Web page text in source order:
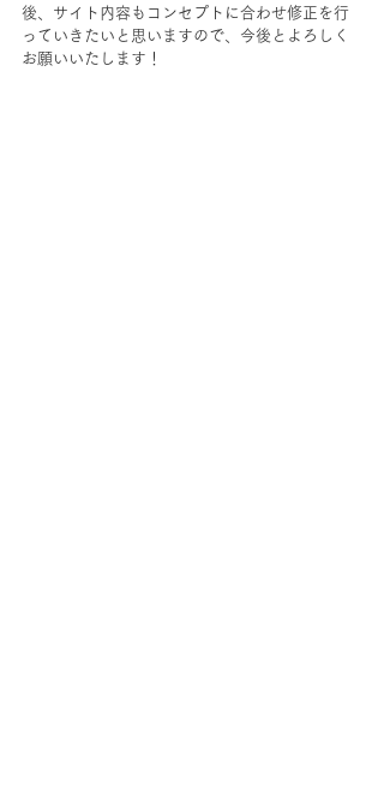
後、サイト内容もコンセプトに合わせ修正を行
っていきたいと思いますので、今後とよろしく
お願いいたします！